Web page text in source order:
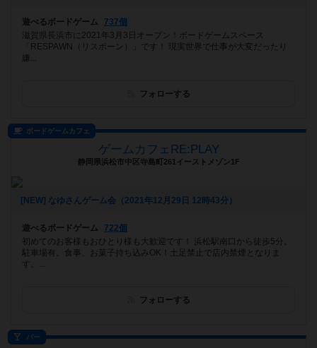
遊べるボードゲーム
737個
滋賀県長浜市に2021年3月3日オープン！ボードゲームスペース
「RESPAWN（リスポーン）」です！ 現実世界で仕事が大変だったり
嫌...
フォローする
ボードゲームカフェ
ゲームカフェRE:PLAY
静岡県浜松市中区寺島町261イーストメゾン1F
[NEW] なゆさんゲーム会（2021年12月29日 12時43分）
遊べるボードゲーム
722個
初めてのお客様もおひとり様も大歓迎です！ 浜松駅南口から徒歩5分。
駐車場有。食事、お菓子持ち込みOK！土足禁止で店内禁煙となりま
す。...
フォローする
バー